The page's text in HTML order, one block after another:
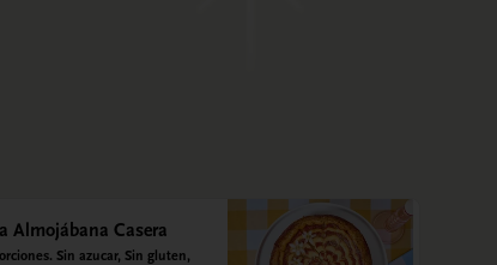
Almojábana Casera
Sin azucar, Sin gluten,